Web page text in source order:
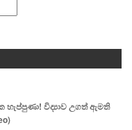
විද්‍යාව උගත් ඇමති